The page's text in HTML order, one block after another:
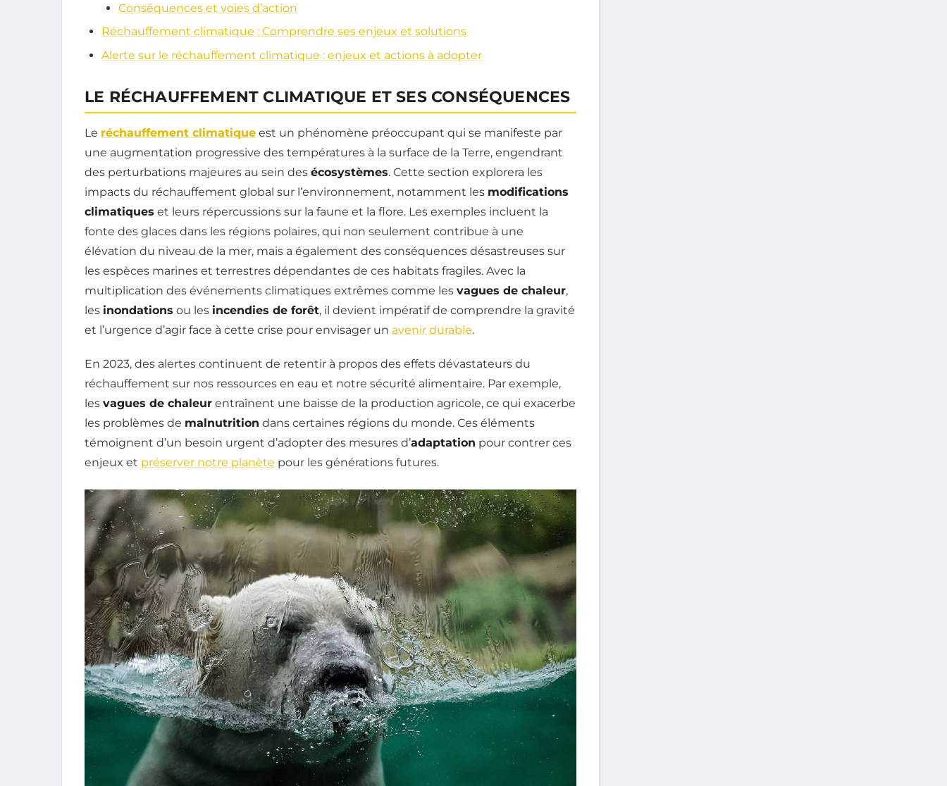
Conséquences et voies d’action
Réchauffement climatique : Comprendre ses enjeux et solutions
Alerte sur le réchauffement climatique : enjeux et actions à adopter
LE RÉCHAUFFEMENT CLIMATIQUE ET SES CONSÉQUENCES
Le réchauffement climatique est un phénomène préoccupant qui se manifeste par
une augmentation progressive des températures à la surface de la Terre, engendrant
des perturbations majeures au sein des écosystèmes. Cette section explorera les
impacts du réchauffement global sur l’environnement, notamment les modifications
climatiques et leurs répercussions sur la faune et la flore. Les exemples incluent la
fonte des glaces dans les régions polaires, qui non seulement contribue à une
élévation du niveau de la mer, mais a également des conséquences désastreuses sur
les espèces marines et terrestres dépendantes de ces habitats fragiles. Avec la
multiplication des événements climatiques extrêmes comme les vagues de chaleur,
les inondations ou les incendies de forêt, il devient impératif de comprendre la gravité
et l’urgence d’agir face à cette crise pour envisager un avenir durable.
En 2023, des alertes continuent de retentir à propos des effets dévastateurs du
réchauffement sur nos ressources en eau et notre sécurité alimentaire. Par exemple,
les vagues de chaleur entraînent une baisse de la production agricole, ce qui exacerbe
les problèmes de malnutrition dans certaines régions du monde. Ces éléments
témoignent d’un besoin urgent d’adopter des mesures d’adaptation pour contrer ces
enjeux et préserver notre planète pour les générations futures.